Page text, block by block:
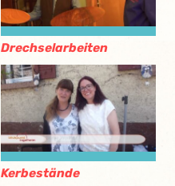
Drechselarbeiten
Kerbestände